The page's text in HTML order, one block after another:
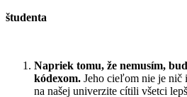
študenta
Napriek tomu, že nemusím,
kódexom. Jeho cieľom nie je nič
na našej univerzite cítili všetci